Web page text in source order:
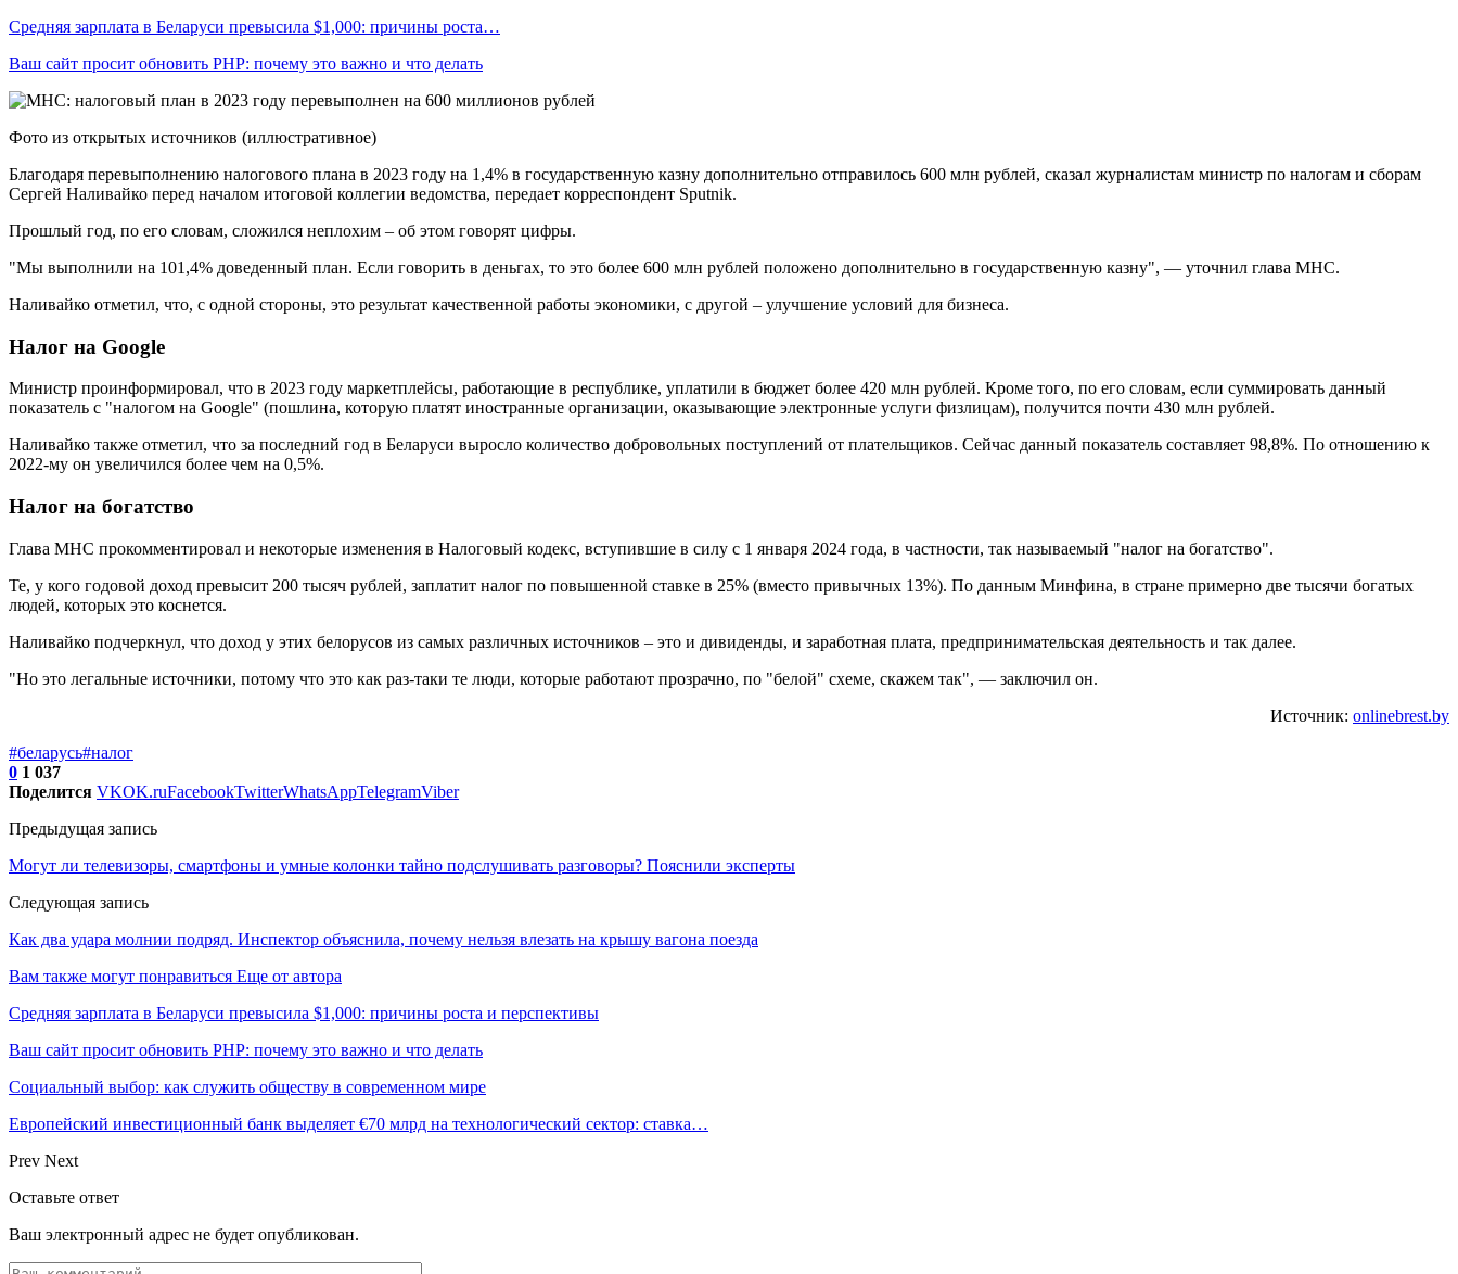
Средняя зарплата в Беларуси превысила $1,000: причины роста…
Ваш сайт просит обновить PHP: почему это важно и что делать
Фото из открытых источников (иллюстративное)
Благодаря перевыполнению налогового плана в 2023 году на 1,4% в государственную казну дополнительно отправилось 600 млн рублей, сказал журналистам министр по налогам и сборам
Сергей Наливайко перед началом итоговой коллегии ведомства, передает корреспондент Sputnik.
Прошлый год, по его словам, сложился неплохим – об этом говорят цифры.
"Мы выполнили на 101,4% доведенный план. Если говорить в деньгах, то это более 600 млн рублей положено дополнительно в государственную казну", — уточнил глава МНС.
Наливайко отметил, что, с одной стороны, это результат качественной работы экономики, с другой – улучшение условий для бизнеса.
Налог на Google
Министр проинформировал, что в 2023 году маркетплейсы, работающие в республике, уплатили в бюджет более 420 млн рублей. Кроме того, по его словам, если суммировать данный
показатель с "налогом на Google" (пошлина, которую платят иностранные организации, оказывающие электронные услуги физлицам), получится почти 430 млн рублей.
Наливайко также отметил, что за последний год в Беларуси выросло количество добровольных поступлений от плательщиков. Сейчас данный показатель составляет 98,8%. По отношению к
2022-му он увеличился более чем на 0,5%.
Налог на богатство
Глава МНС прокомментировал и некоторые изменения в Налоговый кодекс, вступившие в силу с 1 января 2024 года, в частности, так называемый "налог на богатство".
Те, у кого годовой доход превысит 200 тысяч рублей, заплатит налог по повышенной ставке в 25% (вместо привычных 13%). По данным Минфина, в стране примерно две тысячи богатых
людей, которых это коснется.
Наливайко подчеркнул, что доход у этих белорусов из самых различных источников – это и дивиденды, и заработная плата, предпринимательская деятельность и так далее.
"Но это легальные источники, потому что это как раз-таки те люди, которые работают прозрачно, по "белой" схеме, скажем так", — заключил он.
Источник: onlinebrest.by
#беларусь#налог
0 1 037
Поделится VKOK.ruFacebookTwitterWhatsAppTelegramViber
Предыдущая запись
Могут ли телевизоры, смартфоны и умные колонки тайно подслушивать разговоры? Пояснили эксперты
Следующая запись
Как два удара молнии подряд. Инспектор объяснила, почему нельзя влезать на крышу вагона поезда
Вам также могут понравиться Еще от автора
Средняя зарплата в Беларуси превысила $1,000: причины роста и перспективы
Ваш сайт просит обновить PHP: почему это важно и что делать
Социальный выбор: как служить обществу в современном мире
Европейский инвестиционный банк выделяет €70 млрд на технологический сектор: ставка…
Prev Next
Оставьте ответ
Ваш электронный адрес не будет опубликован.